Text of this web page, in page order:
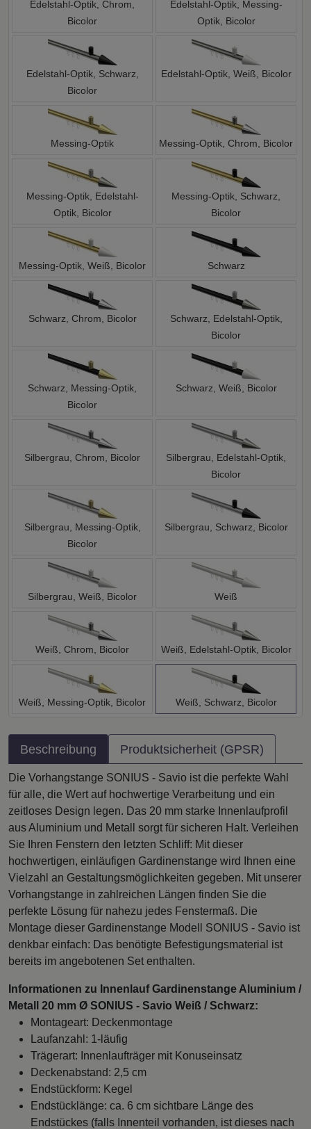
Edelstahl-Optik, Chrom,
Bicolor
Edelstahl-Optik, Messing-
Optik, Bicolor
Edelstahl-Optik, Schwarz,
Bicolor
Edelstahl-Optik, Weiß, Bicolor
Messing-Optik Messing-Optik, Chrom, Bicolor
Messing-Optik, Edelstahl-
Optik, Bicolor
Messing-Optik, Schwarz,
Bicolor
Messing-Optik, Weiß, Bicolor Schwarz
Schwarz, Chrom, Bicolor
Schwarz, Edelstahl-Optik,
Bicolor
Schwarz, Messing-Optik,
Bicolor
Schwarz, Weiß, Bicolor
Silbergrau, Chrom, Bicolor
Silbergrau, Edelstahl-Optik,
Bicolor
Silbergrau, Messing-Optik,
Bicolor
Silbergrau, Schwarz, Bicolor
Silbergrau, Weiß, Bicolor Weiß
Weiß, Chrom, Bicolor Weiß, Edelstahl-Optik, Bicolor
Weiß, Messing-Optik, Bicolor Weiß, Schwarz, Bicolor
Beschreibung Produktsicherheit (GPSR)
Die Vorhangstange SONIUS - Savio ist die perfekte Wahl
für alle, die Wert auf hochwertige Verarbeitung und ein
zeitloses Design legen. Das 20 mm starke Innenlaufprofil
aus Aluminium und Metall sorgt für sicheren Halt. Verleihen
Sie Ihren Fenstern den letzten Schliff: Mit dieser
hochwertigen, einläufigen Gardinenstange wird Ihnen eine
Vielzahl an Gestaltungsmöglichkeiten gegeben. Mit unserer
Vorhangstange in zahlreichen Längen finden Sie die
perfekte Lösung für nahezu jedes Fenstermaß. Die
Montage dieser Gardinenstange Modell SONIUS - Savio ist
denkbar einfach: Das benötigte Befestigungsmaterial ist
bereits im angebotenen Set enthalten.
Informationen zu Innenlauf Gardinenstange Aluminium /
Metall 20 mm Ø SONIUS - Savio Weiß / Schwarz:
Montageart: Deckenmontage
Laufanzahl: 1-läufig
Trägerart: Innenlaufträger mit Konuseinsatz
Deckenabstand: 2,5 cm
Endstückform: Kegel
Endstücklänge: ca. 6 cm sichtbare Länge des
Endstückes (falls Innenteil vorhanden, ist dieses nach